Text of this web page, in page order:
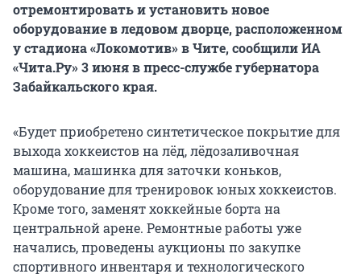
отремонтировать и установить новое
оборудование в ледовом дворце, расположенном
у стадиона «Локомотив» в Чите, сообщили ИА
«Чита.Ру» 3 июня в пресс-службе губернатора
Забайкальского края.
«Будет приобретено синтетическое покрытие для
выхода хоккеистов на лёд, лёдозаливочная
машина, машинка для заточки коньков,
оборудование для тренировок юных хоккеистов.
Кроме того, заменят хоккейные борта на
центральной арене. Ремонтные работы уже
начались, проведены аукционы по закупке
спортивного инвентаря и технологического